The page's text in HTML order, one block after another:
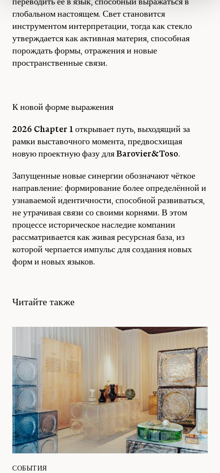
глобальном настоящем. Свет становится
инструментом интерпретации, тогда как стекло
утверждается как активная материя, способная
порождать формы, отражения и новые
пространственные связи.
К новой форме выражения
2026 Chapter 1 открывает путь, выходящий за
рамки выставочного момента, предвосхищая
новую проектную фазу для Barovier&Toso.
Запущенные новые синергии обозначают чёткое
направление: формирование более определённой и
узнаваемой идентичности, способной развиваться,
не утрачивая связи со своими корнями. В этом
процессе историческое наследие компании
рассматривается как живая ресурсная база, из
которой черпается импульс для создания новых
форм и новых языков.
Читайте также
СОБЫТИЯ